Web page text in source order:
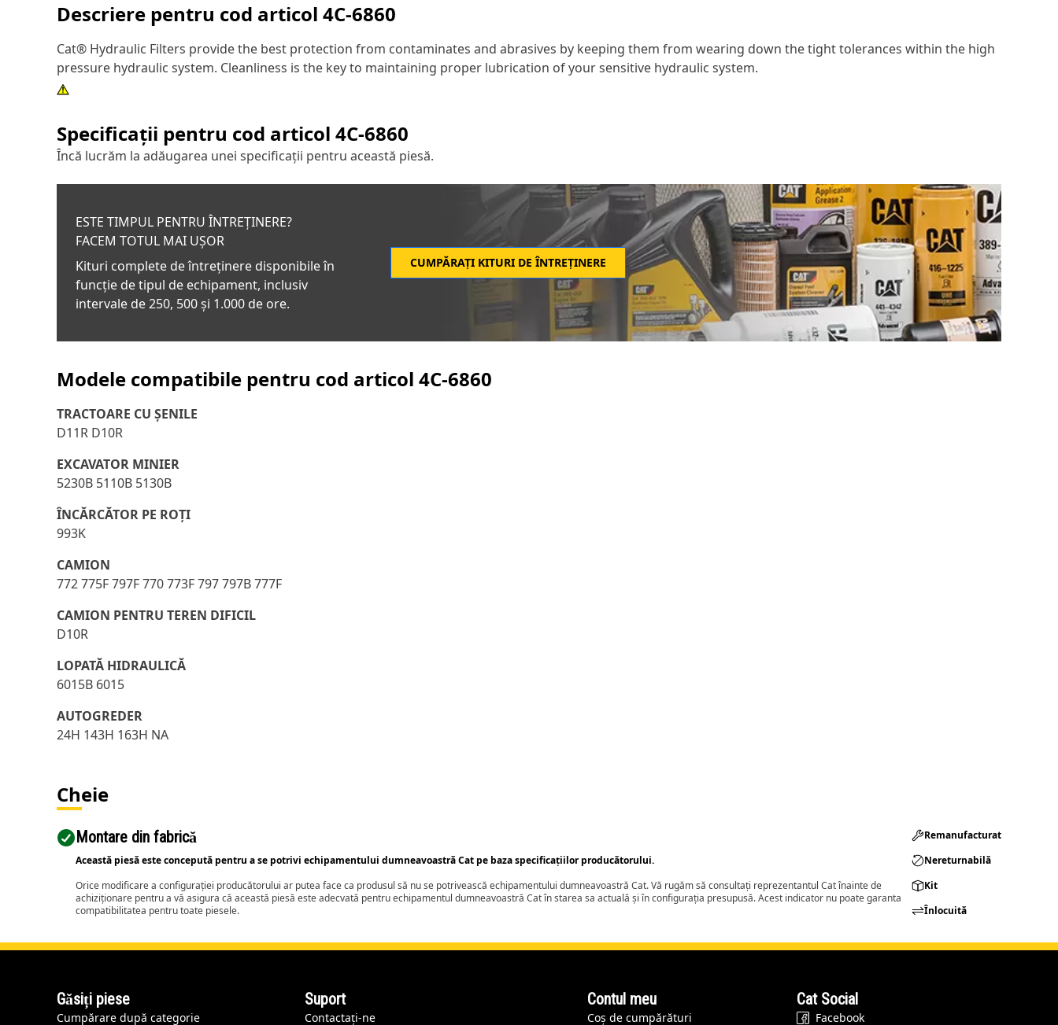
Descriere pentru cod articol 4C-6860
Cat® Hydraulic Filters provide the best protection from contaminates and abrasives by keeping them from wearing down the tight tolerances within the high
pressure hydraulic system. Cleanliness is the key to maintaining proper lubrication of your sensitive hydraulic system.
Specificații pentru cod articol 4C-6860
Încă lucrăm la adăugarea unei specificații pentru această piesă.
ESTE TIMPUL PENTRU ÎNTREȚINERE?
FACEM TOTUL MAI UȘOR
Kituri complete de întreținere disponibile în
funcție de tipul de echipament, inclusiv
intervale de 250, 500 și 1.000 de ore.
CUMPĂRAȚI KITURI DE ÎNTREȚINERE
Modele compatibile pentru cod articol 4C-6860
TRACTOARE CU ȘENILE
D11R D10R
EXCAVATOR MINIER
5230B 5110B 5130B
ÎNCĂRCĂTOR PE ROŢI
993K
CAMION
772 775F 797F 770 773F 797 797B 777F
CAMION PENTRU TEREN DIFICIL
D10R
LOPATĂ HIDRAULICĂ
6015B 6015
AUTOGREDER
24H 143H 163H NA
Cheie
Montare din fabrică
Această piesă este concepută pentru a se potrivi echipamentului dumneavoastră Cat pe baza specificațiilor producătorului.
Orice modificare a configurației producătorului ar putea face ca produsul să nu se potrivească echipamentului dumneavoastră Cat. Vă rugăm să consultați reprezentantul Cat înainte de
achiziționare pentru a vă asigura că această piesă este adecvată pentru echipamentul dumneavoastră Cat în starea sa actuală și în configurația presupusă. Acest indicator nu poate garanta
compatibilitatea pentru toate piesele.
Remanufacturat​
Nereturnabilă
Kit
Înlocuită
Găsiți piese
Cumpărare după categorie
Suport
Contactați-ne
Contul meu
Coș de cumpărături
Cat Social
Facebook